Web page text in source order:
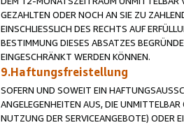
GEZAHLTEN ODER NOCH AN SIE ZU
EINSCHLIESSLICH DES RECHTS AUF
BESTIMMUNG DIESES ABSATZES
EINGESCHRÄNKT WERDEN KÖNNEN.
9.Haftungsfreistellung
SOFERN UND SOWEIT EIN
ANGELEGENHEITEN AUS, DIE
NUTZUNG DER SERVICEANGEBOTE) ODER